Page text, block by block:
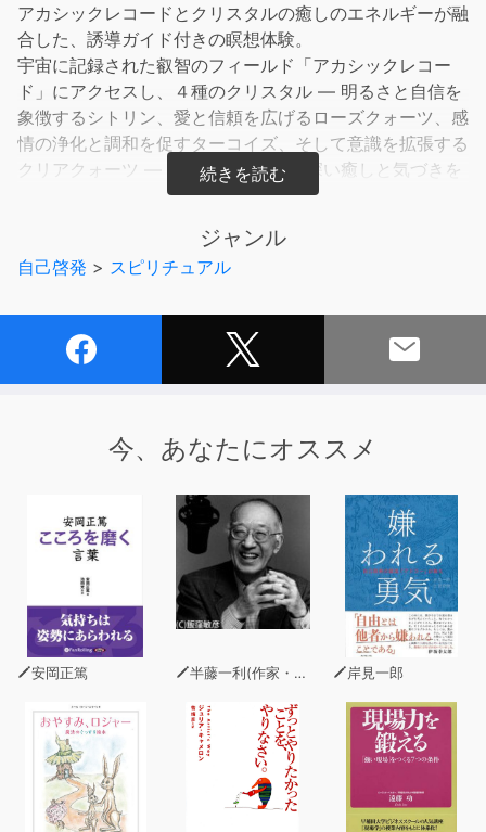
アカシックレコードとクリスタルの癒しのエネルギーが融
合した、誘導ガイド付きの瞑想体験。
宇宙に記録された叡智のフィールド「アカシックレコー
ド」にアクセスし、４種のクリスタル ― 明るさと自信を
象徴するシトリン、愛と信頼を広げるローズクォーツ、感
情の浄化と調和を促すターコイズ、そして意識を拡張する
クリアクォーツ ― と共鳴しながら、深い癒しと気づきを
を整え、魂の静けさに戻るサポートとなるでしょう。言葉
によるナビゲートと、クリスタルのエネルギーと親和性の
ジャンル
自己啓発 > スピリチュアル
今、あなたにオススメ
安岡正篤 半藤一利(作家・昭和史研究家) 岸見一郎